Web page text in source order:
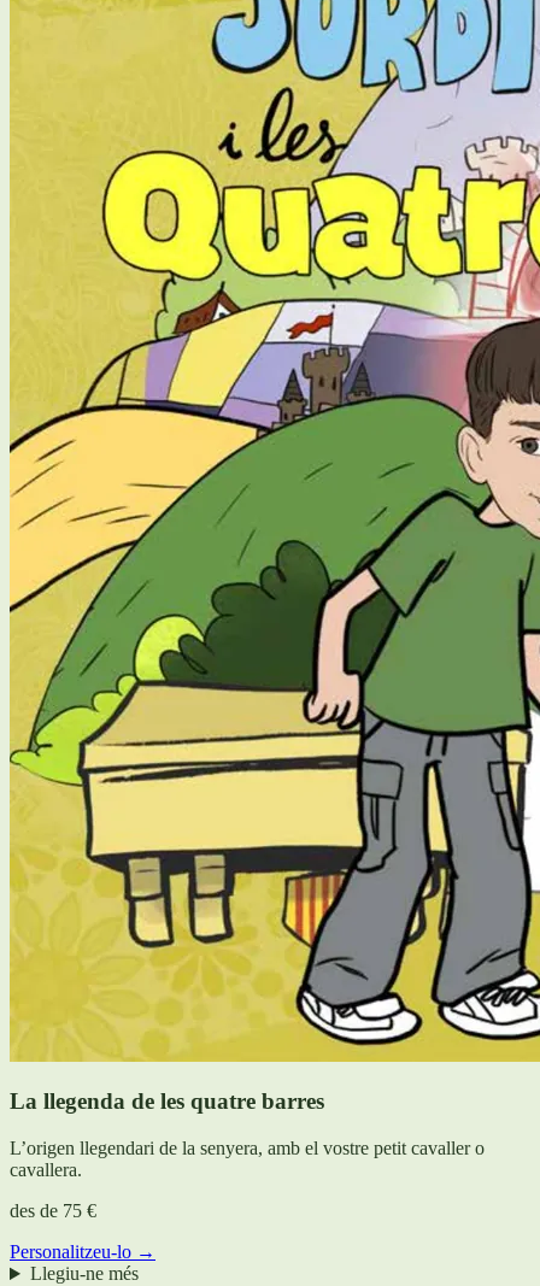
La llegenda de les quatre barres
L’origen llegendari de la senyera, amb el vostre petit cavaller o
cavallera.
des de 75 €
Personalitzeu-lo →
Llegiu-ne més